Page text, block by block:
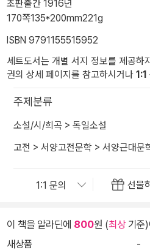
초판출간 1916년
170쪽135*200mm221g
ISBN 9791155515952
세트도서는 개별 서지 정보를 제공하
권의 상세 페이지를 참고하시거나 1:1
주제분류
소설/시/희곡 > 독일소설
고전 > 서양고전문학 > 서양근대문
선물
이 책을 알라딘에 800원 (최상기준)
새상품
-